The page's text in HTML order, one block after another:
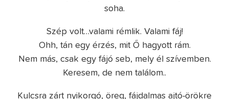
soha.
Szép volt…valami rémlik. Valami fáj!
Ohh, tán egy érzés, mit Ő hagyott rám.
Nem más, csak egy fájó seb, mely él szívemben.
Keresem, de nem találom..
Kulcsra zárt nyikorgó, öreg, fájdalmas ajtó-örökre